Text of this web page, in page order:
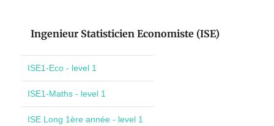
Ingenieur Statisticien Economiste (ISE)
ISE1-Eco - level 1
ISE1-Maths - level 1
ISE Long 1ère année - level 1